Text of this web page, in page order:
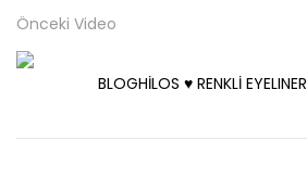
Önceki Video
BLOGHİLOS ♥️ RENKLİ EYELINER